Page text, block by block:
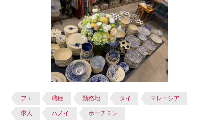
フエ 職種 勤務地 タイ マレーシア
求人 ハノイ ホーチミン